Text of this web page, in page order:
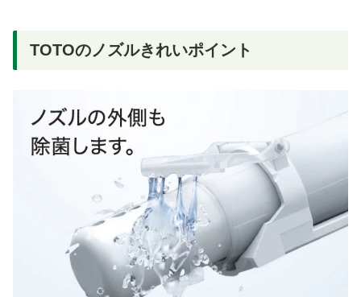
TOTOのノズルきれいポイント